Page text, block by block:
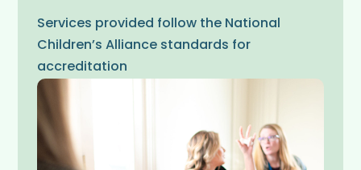
Services provided follow the National
Children’s Alliance standards for
accreditation